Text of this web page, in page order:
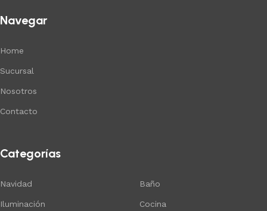
Navegar
Home
Sucursal
Nosotros
Contacto
Categorías
Navidad
Iluminación
Baño
Cocina